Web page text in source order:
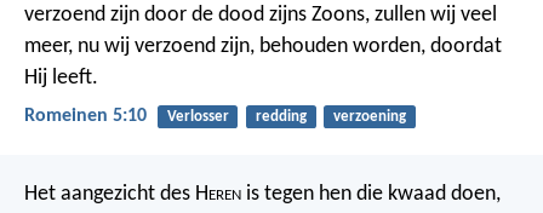
verzoend zijn door de dood zijns Zoons, zullen wij veel
meer, nu wij verzoend zijn, behouden worden, doordat
Hij leeft.
Romeinen 5:10 Verlosser redding verzoening
Het aangezicht des Heren is tegen hen die kwaad doen,